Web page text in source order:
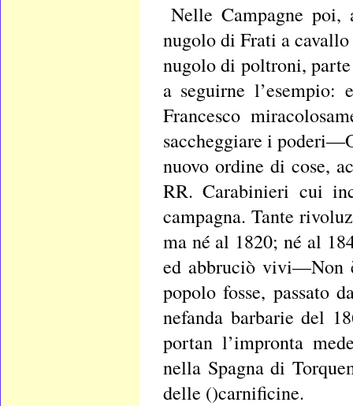
Nelle Campagne
nugolo di Frati a
nugolo di poltroni,
a seguirne
Francesco
saccheggiare i
nuovo ordine di cose,
RR. Carabinieri cui
campagna. Tante
ma né al 1820; né al
ed abbruciò vivi—Non
popolo fosse, passato
nefanda barbarie del
portan l’impronta
nella Spagna di
delle ()carnificine.